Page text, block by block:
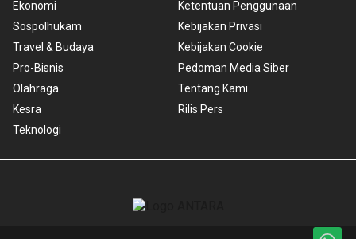
Ekonomi
Sospolhukam
Travel & Budaya
Pro-Bisnis
Olahraga
Kesra
Teknologi
Ketentuan Penggunaan
Kebijakan Privasi
Kebijakan Cookie
Pedoman Media Siber
Tentang Kami
Rilis Pers